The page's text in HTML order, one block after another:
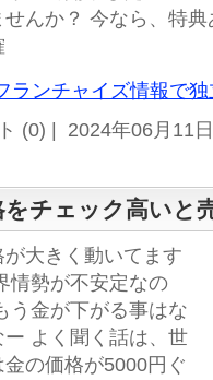
せんか？ 今なら、特
ランチャイズ情報で
ト (0) | 2024年06月11日
をチェック高いと
大きく動いてます
情勢が不安定なの
う金が下がる事はな
ー よく聞く話は、世
金の価格が5000円ぐ